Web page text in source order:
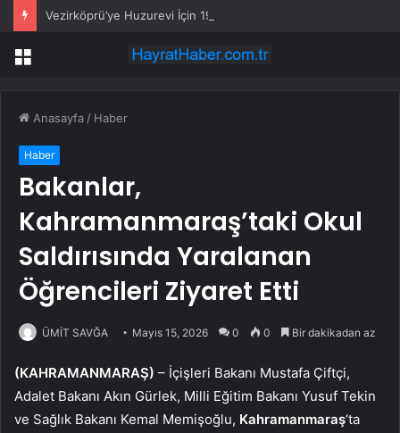
Vezirköprü’ye Huzurevi İçin 192 Milyon Lira
Menü
Anasayfa / Haber
Haber
Bakanlar,
Kahramanmaraş’taki Okul
Saldırısında Yaralanan
Öğrencileri Ziyaret Etti
ÜMİT SAVĞA Mayıs 15, 2026 0 0 Bir dakikadan az
(KAHRAMANMARAŞ) – İçişleri Bakanı Mustafa Çiftçi,
Adalet Bakanı Akın Gürlek, Milli Eğitim Bakanı Yusuf Tekin
ve Sağlık Bakanı Kemal Memişoğlu, Kahramanmaraş‘ta